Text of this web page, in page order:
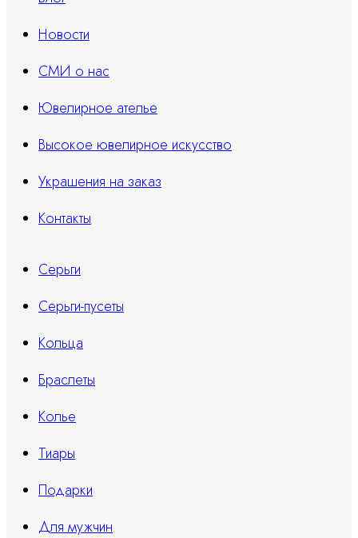
Новости
СМИ о нас
Ювелирное ателье
Высокое ювелирное искусство
Украшения на заказ
Контакты
Серьги
Серьги-пусеты
Кольца
Браслеты
Колье
Тиары
Подарки
Для мужчин